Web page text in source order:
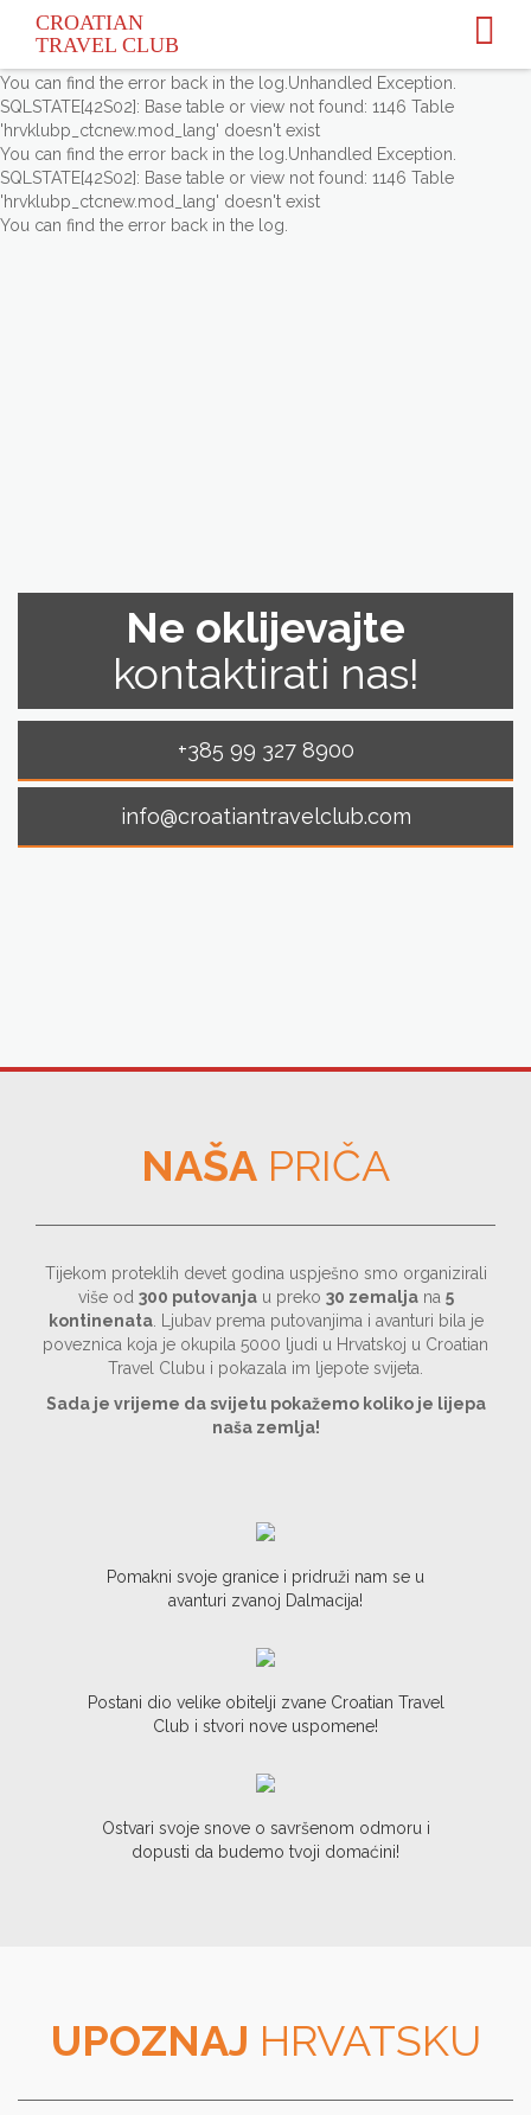
Unhandled Exception.
SQLSTATE[42S02]: Base table or view not found: 1146 Table
You can find the error back in the log.Unhandled Exception.
SQLSTATE[42S02]: Base table or view not found: 1146 Table
'hrvklubp_ctcnew.mod_lang' doesn't exist
You can find the error back in the log.Unhandled Exception.
SQLSTATE[42S02]: Base table or view not found: 1146 Table
'hrvklubp_ctcnew.mod_lang' doesn't exist
You can find the error back in the log.
CROATIAN
TRAVEL CLUB
Ne oklijevajte
kontaktirati nas!
+385 99 327 8900
info@croatiantravelclub.com
NAŠA PRIČA
Tijekom proteklih devet godina uspješno smo organizirali
više od 300 putovanjau preko 30 zemaljana 5
kontinenata. Ljubav prema putovanjima i avanturi bila je
poveznica koja je okupila 5000 ljudi u Hrvatskoj u Croatian
Travel Clubu i pokazala im ljepote svijeta.
Sada je vrijeme da svijetu pokažemo koliko je lijepa
naša zemlja!
Pomakni svoje granice i pridruži nam se u
avanturi zvanoj Dalmacija!
Postani dio velike obitelji zvane Croatian Travel
Club i stvori nove uspomene!
Ostvari svoje snove o savršenom odmoru i
dopusti da budemo tvoji domaćini!
UPOZNAJ HRVATSKU